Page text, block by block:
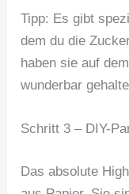
Tipp: Es gibt
dem du die
haben sie auf
wunderbar
Schritt 3 – DIY-
Das absolute